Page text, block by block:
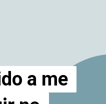
a me
a me